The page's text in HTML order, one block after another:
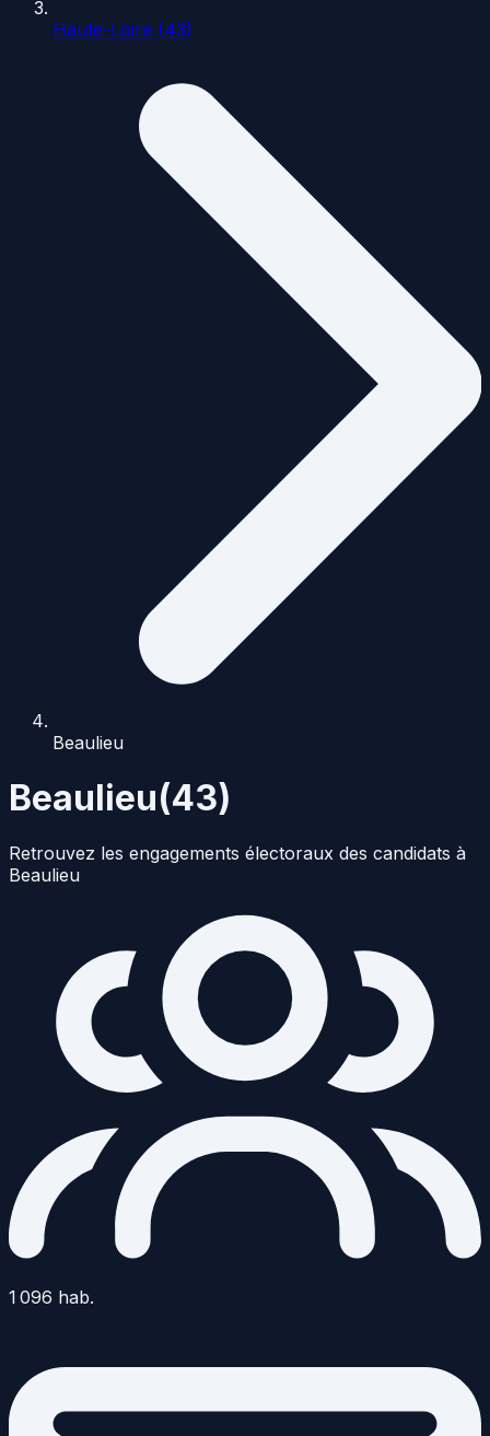
Haute-Loire (43)
Beaulieu
Beaulieu(43)
Retrouvez les engagements électoraux des candidats à
Beaulieu
1 096 hab.